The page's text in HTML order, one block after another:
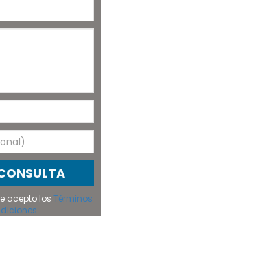
acepto losTérminos